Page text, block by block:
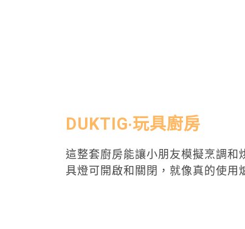
DUKTIG‧玩具廚房
這整套廚房能讓小朋友模擬烹調和
具燈可開啟和關閉，就像真的使用